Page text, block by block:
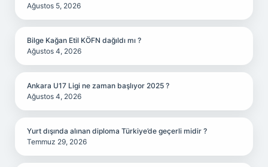
Ağustos 5, 2026
Bilge Kağan Etil KÖFN dağıldı mı ?
Ağustos 4, 2026
Ankara U17 Ligi ne zaman başlıyor 2025 ?
Ağustos 4, 2026
Yurt dışında alınan diploma Türkiye’de geçerli midir ?
Temmuz 29, 2026